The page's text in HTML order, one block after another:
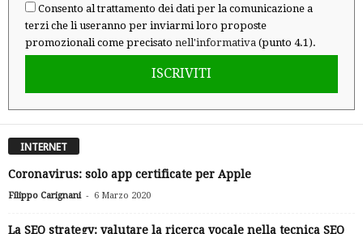
Consento al trattamento dei dati per la comunicazione a
terzi che li useranno per inviarmi loro proposte
promozionali come precisato nell'informativa (punto 4.1).
ISCRIVITI
INTERNET
Coronavirus: solo app certificate per Apple
Filippo Carignani - 6 Marzo 2020
La SEO strategy: valutare la ricerca vocale nella tecnica SEO